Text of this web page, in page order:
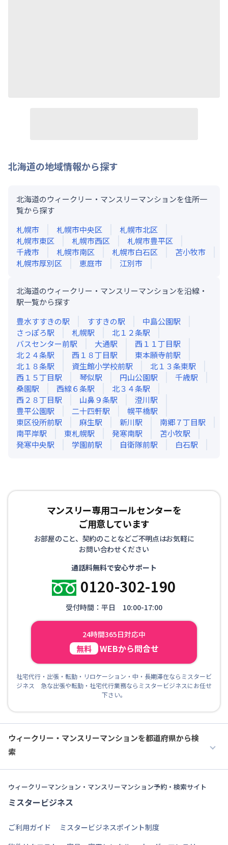
北海道の地域情報から探す
北海道のウィークリー・マンスリーマンションを住所一
覧から探す
札幌市
札幌市中央区
札幌市北区
札幌市東区
札幌市西区
札幌市豊平区
千歳市
札幌市南区 札幌市白石区
苫小牧市
札幌市厚別区
恵庭市 江別市
北海道のウィークリー・マンスリーマンションを沿線・
駅一覧から探す
豊水すすきの駅 すすきの駅 中島公園駅
さっぽろ駅 札幌駅 北１２条駅
バスセンター前駅 大通駅 西１１丁目駅
北２４条駅 西１８丁目駅 東本願寺前駅
北１８条駅 資生館小学校前駅 北１３条東駅
西１５丁目駅 琴似駅 円山公園駅 千歳駅
桑園駅 西線６条駅 北３４条駅
西２８丁目駅 山鼻９条駅 澄川駅
豊平公園駅 二十四軒駅 幌平橋駅
東区役所前駅 麻生駅 新川駅 南郷７丁目駅
南平岸駅 東札幌駅 発寒南駅 苫小牧駅
発寒中央駅 学園前駅 自衛隊前駅 白石駅
マンスリー専用コールセンターを
ご用意しています
お部屋のこと、契約のことなどご不明点はお気軽に
お問い合わせください
通話料無料で安心サポート
0120-302-190
受付時間：平日 10:00-17:00
24時間365日対応中
無料 WEBから問合せ
社宅代行・出張・転勤・リロケーション・中・長期滞在ならミスタービ
ジネス 急な出張や転勤・社宅代行業務ならミスタービジネスにお任せ
下さい。
ウィークリー・マンスリーマンションを都道府県から検
索
ウィークリーマンション・マンスリーマンション予約・検索サイト
ミスタービジネス
ご利用ガイド
ミスタービジネスポイント制度